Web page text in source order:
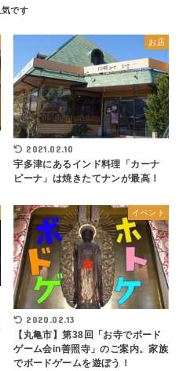
お店
2021.02.10
宇多津にあるインド料理「カーナ
ピーナ」は焼きたてナンが最高！
イベント
2020.02.13
【丸亀市】第38回「お寺でボード
ゲーム会in善照寺」のご案内。家族
でボードゲームを遊ぼう！